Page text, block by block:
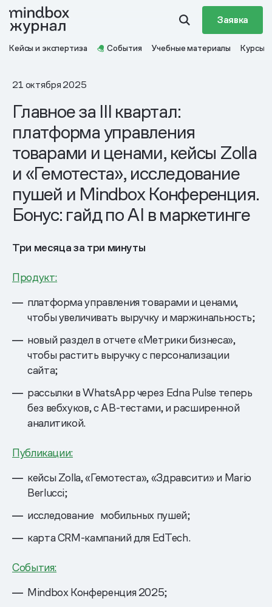
Заявка
Кейсы и экспертиза События Учебные материалы Курсы
21 октября 2025
Главное за III квартал:
платформа управления
товарами и ценами, кейсы Zolla
и «Гемотеста», исследование
пушей и Mindbox Конференция.
Бонус: гайд по AI в маркетинге
Три месяца за три минуты
Продукт:
платформа управления товарами и ценами,
чтобы увеличивать выручку и маржинальность;
новый раздел в отчете «Метрики бизнеса»,
чтобы растить выручку с персонализации
сайта;
рассылки в WhatsApp через Edna Pulse теперь
без вебхуков, с AB-тестами, и расширенной
аналитикой.
Публикации:
кейсы Zolla, «Гемотеста», «Здравсити» и Mario
Berlucci;
исследование мобильных пушей;
карта CRM-кампаний для EdTech.
События:
Mindbox Конференция 2025;